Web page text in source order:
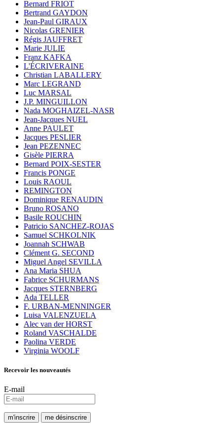
Bernard FRIOT
Bertrand GAYDON
Jean-Paul GIRAUX
Nicolas GRENIER
Régis JAUFFRET
Marie JULIE
Franz KAFKA
L'ÉCRIVERAINE
Christian LABALLERY
Marc LEGRAND
Luc MARSAL
J.P. MINGUILLON
Nada MOGHAIZEL-NASR
Jean-Jacques NUEL
Anne PAULET
Jacques PESLIER
Jean PEZENNEC
Gisèle PIERRA
Bernard POIX-SESTER
Francis PONGE
Louis RAOUL
REMINGTON
Dominique RENAUDIN
Bruno ROSANO
Basile ROUCHIN
Patricio SANCHEZ-ROJAS
Samuel SCHKOLNIK
Joannah SCHWAB
Clément G. SECOND
Miguel Angel SEVILLA
Ana Maria SHUA
Fabrice SCHURMANS
Jacques STERNBERG
Ada TELLER
F. URBAN-MENNINGER
Luisa VALENZUELA
Alec van der HORST
Roland VASCHALDE
Paolina VERDE
Virginia WOOLF
Recevoir les nouveautés
E-mail